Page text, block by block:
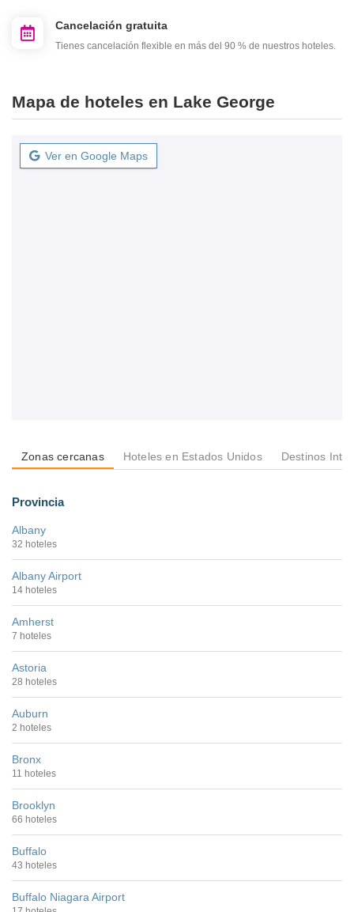
Cancelación gratuita
Tienes cancelación flexible en más del 90 % de nuestros hoteles.
Mapa de hoteles en Lake George
Ver en Google Maps
Zonas cercanas Hoteles en Estados Unidos Destinos
Provincia
Albany
32 hoteles
Albany Airport
14 hoteles
Amherst
7 hoteles
Astoria
28 hoteles
Auburn
2 hoteles
Bronx
11 hoteles
Brooklyn
66 hoteles
Buffalo
43 hoteles
Buffalo Niagara Airport